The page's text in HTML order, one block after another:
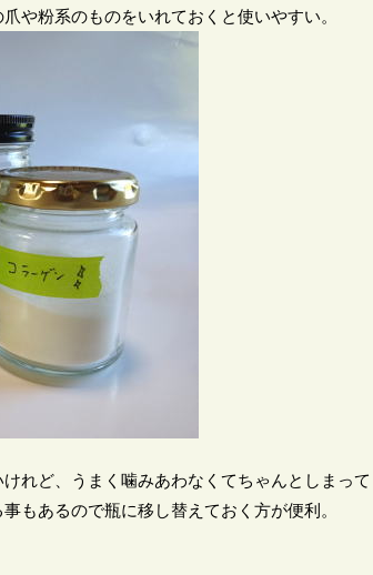
や粉系のものをいれておくと使いやすい。
れど、うまく噛みあわなくてちゃんとしまって
もあるので瓶に移し替えておく方が便利。